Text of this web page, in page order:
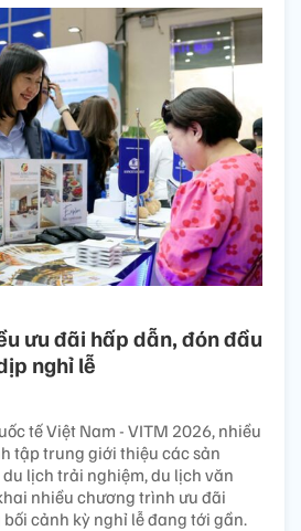
ưu đãi hấp dẫn, đón đầu
nghỉ lễ
tế Việt Nam - VITM 2026, nhiều
tập trung giới thiệu các sản
lịch trải nghiệm, du lịch văn
nhiều chương trình ưu đãi
cảnh kỳ nghỉ lễ đang tới gần.